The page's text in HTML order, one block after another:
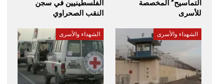
التماسيح” المخصصة
للأسرى
الفلسطينيين في سجن
النقب الصحراوي
الشهداء والأسرى الشهداء والأسرى